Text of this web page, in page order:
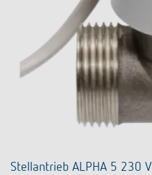
Stellantrieb ALPHA 5 230 V